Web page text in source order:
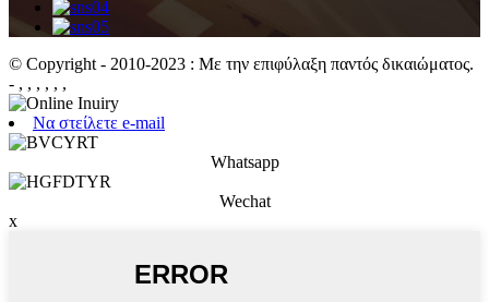
© Copyright - 2010-2023 : Με την επιφύλαξη παντός δικαιώματος.
- , , , , , ,
Να στείλετε e-mail
Whatsapp
Wechat
x